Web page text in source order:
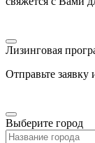
Лизинговая
Отправьте
Выберите город